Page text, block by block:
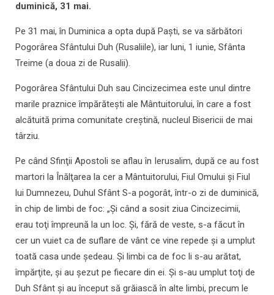
duminică, 31 mai.
Pe 31 mai, în Duminica a opta după Paşti, se va sărbători
Pogorârea Sfântului Duh (Rusaliile), iar luni, 1 iunie, Sfânta
Treime (a doua zi de Rusalii).
Pogorârea Sfântului Duh sau Cincizecimea este unul dintre
marile praznice împărăteşti ale Mântuitorului, în care a fost
alcătuită prima comunitate creştină, nucleul Bisericii de mai
târziu.
Pe când Sfinţii Apostoli se aflau în Ierusalim, după ce au fost
martori la Înălţarea la cer a Mântuitorului, Fiul Omului şi Fiul
lui Dumnezeu, Duhul Sfânt S-a pogorât, într-o zi de duminică,
în chip de limbi de foc: „Şi când a sosit ziua Cincizecimii,
erau toţi împreună la un loc. Şi, fără de veste, s-a făcut în
cer un vuiet ca de suflare de vânt ce vine repede şi a umplut
toată casa unde şedeau. Şi limbi ca de foc li s-au arătat,
împărţite, şi au şezut pe fiecare din ei. Şi s-au umplut toţi de
Duh Sfânt şi au început să grăiască în alte limbi, precum le